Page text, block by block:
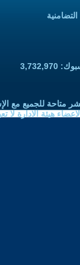
متاحة للجميع مع
هيئة الادارة لا